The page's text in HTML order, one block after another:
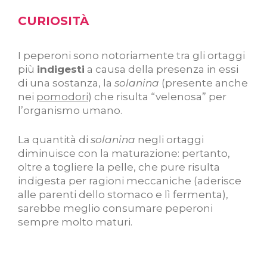
CURIOSITÀ
I peperoni sono notoriamente tra gli ortaggi
più indigesti a causa della presenza in essi
di una sostanza, la solanina (presente anche
nei pomodori) che risulta “velenosa” per
l’organismo umano.
La quantità di solanina negli ortaggi
diminuisce con la maturazione: pertanto,
oltre a togliere la pelle, che pure risulta
indigesta per ragioni meccaniche (aderisce
alle parenti dello stomaco e lì fermenta),
sarebbe meglio consumare peperoni
sempre molto maturi.